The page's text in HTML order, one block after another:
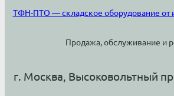
ТФН-ПТО — складское оборудование от
Продажа, обслуживание и
г. Москва, Высоковольтный